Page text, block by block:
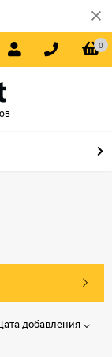
0
добавления